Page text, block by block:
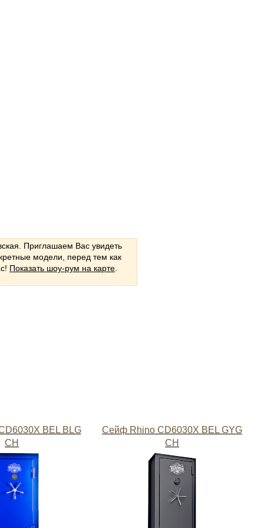
Приглашаем Вас увидеть
модели, перед тем как
Показать шоу-рум на карте
BEL BLG
CH
Сейф Rhino CD6030X BEL GYG
CH